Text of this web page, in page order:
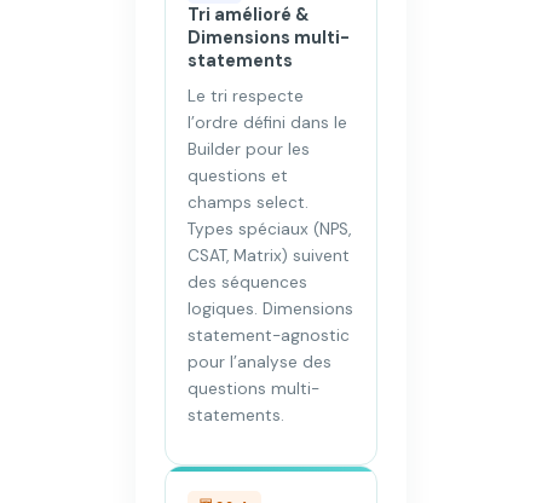
Tri amélioré &
Dimensions multi-
statements
Le tri respecte
l’ordre défini dans le
Builder pour les
questions et
champs select.
Types spéciaux (NPS,
CSAT, Matrix) suivent
des séquences
logiques. Dimensions
statement-agnostic
pour l’analyse des
questions multi-
statements.